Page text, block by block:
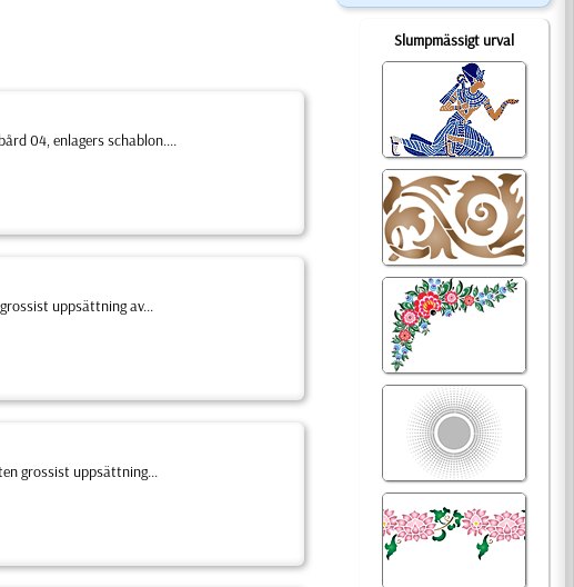
Slumpmässigt urval
04, enlagers schablon....
uppsättning av...
grossist uppsättning...